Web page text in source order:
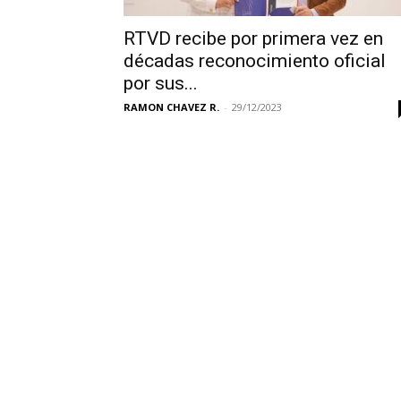
RTVD recibe por primera vez en
décadas reconocimiento oficial
por sus...
RAMON CHAVEZ R. - 29/12/2023